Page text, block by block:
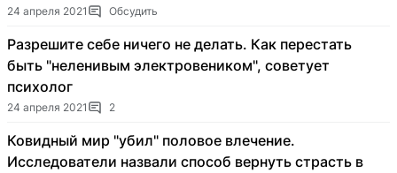
24 апреля 2021 Обсудить
Разрешите себе ничего не делать. Как перестать
быть "неленивым электровеником", советует
психолог
24 апреля 2021 2
Ковидный мир "убил" половое влечение.
Исследователи назвали способ вернуть страсть в